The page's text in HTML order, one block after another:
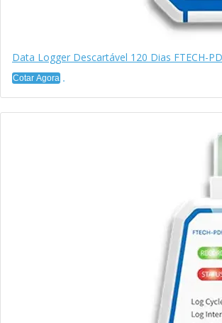
Data Logger Descartável 120 Dias FTECH-
Cotar Agora